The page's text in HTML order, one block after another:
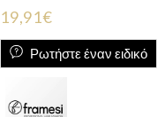
19,91€
Ρωτήστε έναν ειδικό